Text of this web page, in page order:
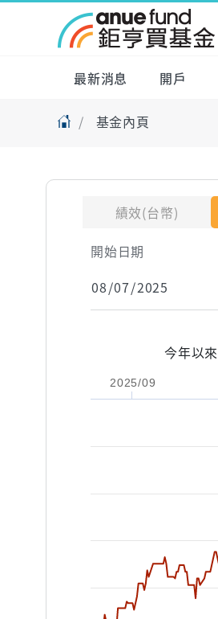
最新消息 開戶
基金內頁
績效(台幣)
開始日期
今年以來
2025/09